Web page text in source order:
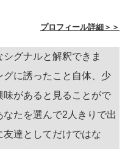
プロフィール詳細＞＞
グナルと解釈できま
に誘ったこと自体、少
があると見ることがで
たを選んで2人きりで出
達としてだけではな